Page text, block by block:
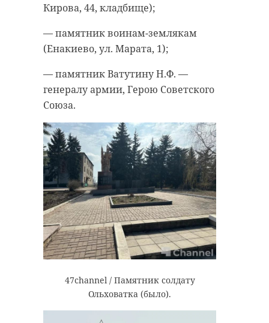
Кирова, 44, кладбище);
— памятник воинам-землякам
(Енакиево, ул. Марата, 1);
— памятник Ватутину Н.Ф. —
генералу армии, Герою Советского
Союза.
47channel / Памятник солдату
Ольховатка (было).